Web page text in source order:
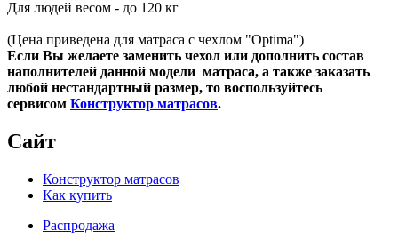
Для людей весом - до 120 кг
(Цена приведена для матраса с чехлом "Optima")
Если Вы желаете заменить чехол или дополнить состав
наполнителей данной модели матраса, а также заказать
любой нестандартный размер, то воспользуйтесь
сервисом Конструктор матрасов.
Сайт
Конструктор матрасов
Как купить
Распродажа